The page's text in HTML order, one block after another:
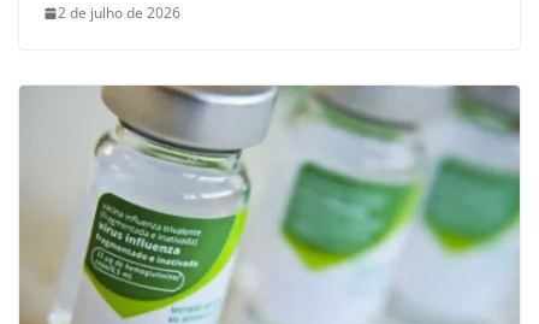
2 de julho de 2026